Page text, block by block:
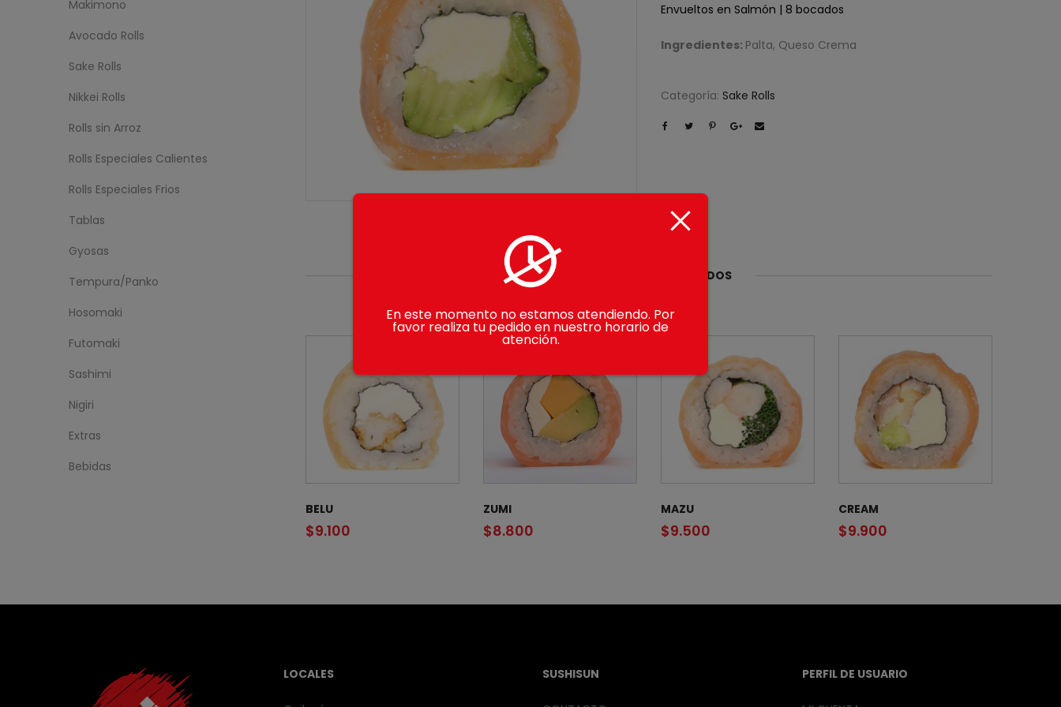
Envueltos en Salmón | 8 bocados
Ingredientes: Palta, Queso Crema
Categoría: Sake Rolls
PRODUCTOS RELACIONADOS
BELU
$9.100
ZUMI
$8.800
MAZU
$9.500
CREAM
$9.900
Makimono
Avocado Rolls
Sake Rolls
Nikkei Rolls
Rolls sin Arroz
Rolls Especiales Calientes
Rolls Especiales Frios
Tablas
Gyosas
Tempura/Panko
Hosomaki
Futomaki
Sashimi
Nigiri
Extras
Bebidas
LOCALES SUSHISUN PERFIL DE USUARIO
En este momento no estamos atendiendo. Por
favor realiza tu pedido en nuestro horario de
atención.